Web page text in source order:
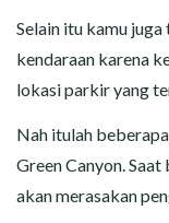
Selain itu kamu
kendaraan karena
lokasi parkir yang
Nah itulah
Green Canyon.
akan merasakan